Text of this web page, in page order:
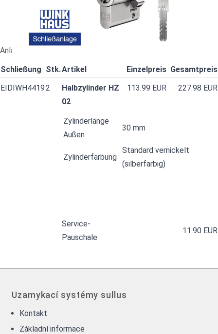
Anlagennummer: EIDIWH4419
Schließung Stk.Artikel Einzelpreis Gesamtpreis
EIDIWH44192
Halbzylinder HZ
02
113.99 EUR 227.98 EUR
Zylinderlänge
Außen
30 mm
Zylinderfärbung
Standard vernickelt
(silberfarbig)
Service-
Pauschale
11.90 EUR
Uzamykací systémy sullus
Kontakt
Základní informace